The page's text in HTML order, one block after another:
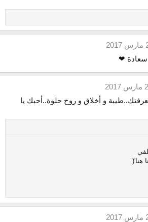
سعادة ❤
و أخلاق و روح حلوة..أحبك يا
هنا'(